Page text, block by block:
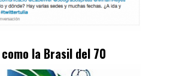
como la Brasil del 70